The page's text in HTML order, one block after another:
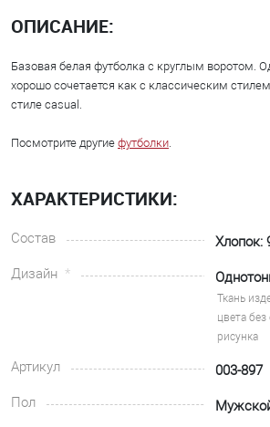
ОПИСАНИЕ:
Базовая белая футболка с круглым воротом.
хорошо сочетается как с классическим
стиле casual.
Посмотрите другие футболки.
ХАРАКТЕРИСТИКИ:
Состав
Хлопок:
Дизайн
Ткань
цвета
рисунка
Артикул
003-897
Пол